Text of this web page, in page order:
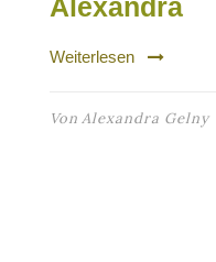
Alexandra
Weiterlesen
Von Alexandra Gelny